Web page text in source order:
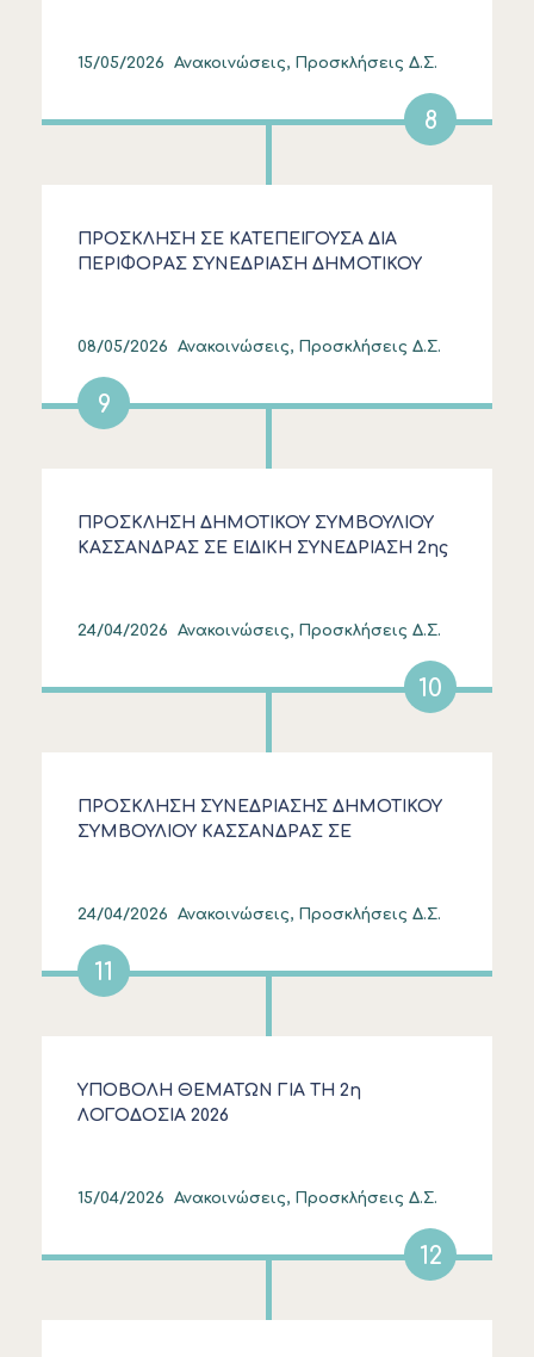
15/05/2026 Ανακοινώσεις, Προσκλήσεις Δ.Σ.
8
ΠΡΟΣΚΛΗΣΗ ΣΕ ΚΑΤΕΠΕΙΓΟΥΣΑ ΔΙΑ
ΠΕΡΙΦΟΡΑΣ ΣΥΝΕΔΡΙΑΣΗ ΔΗΜΟΤΙΚΟΥ
08/05/2026 Ανακοινώσεις, Προσκλήσεις Δ.Σ.
9
ΠΡΟΣΚΛΗΣΗ ΔΗΜΟΤΙΚΟΥ ΣΥΜΒΟΥΛΙΟΥ
ΚΑΣΣΑΝΔΡΑΣ ΣΕ ΕΙΔΙΚΗ ΣΥΝΕΔΡΙΑΣΗ 2ης
24/04/2026 Ανακοινώσεις, Προσκλήσεις Δ.Σ.
10
ΠΡΟΣΚΛΗΣΗ ΣΥΝΕΔΡΙΑΣΗΣ ΔΗΜΟΤΙΚΟΥ
ΣΥΜΒΟΥΛΙΟΥ ΚΑΣΣΑΝΔΡΑΣ ΣΕ
24/04/2026 Ανακοινώσεις, Προσκλήσεις Δ.Σ.
11
ΥΠΟΒΟΛΗ ΘΕΜΑΤΩΝ ΓΙΑ ΤΗ 2η
ΛΟΓΟΔΟΣΙΑ 2026
15/04/2026 Ανακοινώσεις, Προσκλήσεις Δ.Σ.
12